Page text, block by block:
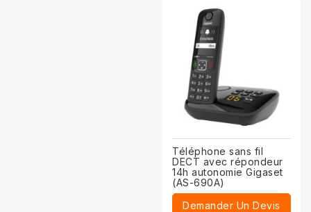
Téléphone sans fil
DECT avec répondeur
14h autonomie Gigaset
(AS-690A)
Demander Un Devis